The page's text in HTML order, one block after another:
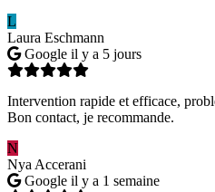
L
Laura Eschmann
Google il y a 5 jours
Intervention rapide et efficace,
Bon contact, je recommande.
N
Nya Accerani
Google il y a 1 semaine